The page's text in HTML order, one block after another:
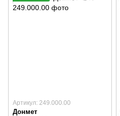
Артикул: 249.000.00
Донмет